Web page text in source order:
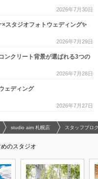
2026年7月30日
スタジオフォトウェディング✨
2026年7月29日
ンクリート背景が選ばれる3つの
2026年7月28日
ェディング
2026年7月27日
studio aim 札幌店 スタッフブロ
のスタジオ